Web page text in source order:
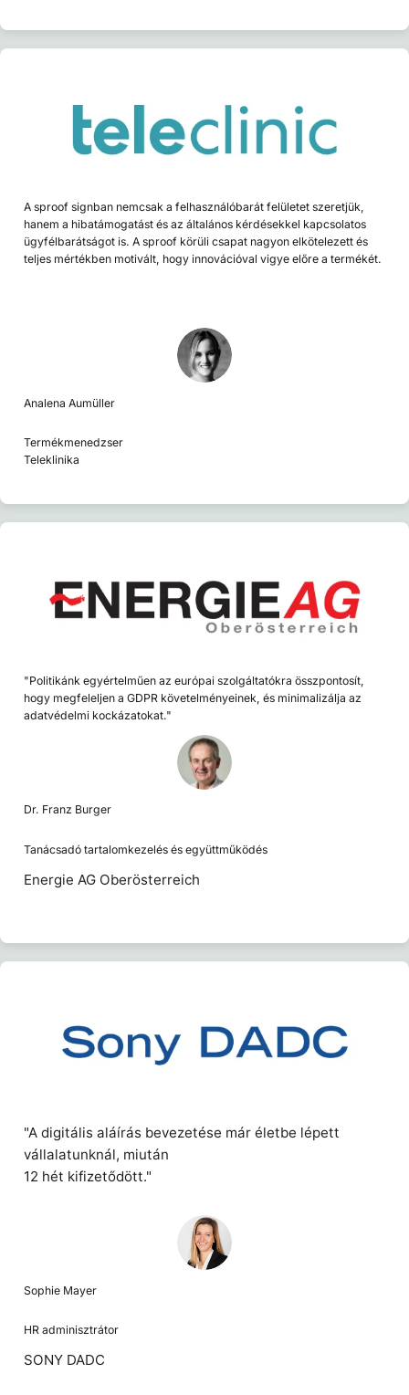
A sproof signban nemcsak a felhasználóbarát felületet szeretjük,
hanem a hibatámogatást és az általános kérdésekkel kapcsolatos
ügyfélbarátságot is. A sproof körüli csapat nagyon elkötelezett és
teljes mértékben motivált, hogy innovációval vigye előre a termékét.
Analena Aumüller
Termékmenedzser
Teleklinika
"Politikánk egyértelműen az európai szolgáltatókra összpontosít,
hogy megfeleljen a GDPR követelményeinek, és minimalizálja az
adatvédelmi kockázatokat."
Dr. Franz Burger
Tanácsadó tartalomkezelés és együttműködés
Energie AG Oberösterreich
"A digitális aláírás bevezetése már életbe lépett
vállalatunknál, miután
12 hét kifizetődött."
Sophie Mayer
HR adminisztrátor
SONY DADC